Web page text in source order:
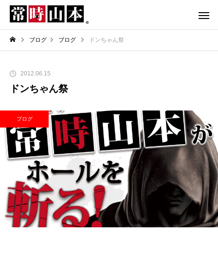
ブログ ブログ ドンちゃん祭
2012.06.15
ドンちゃん祭
ブログ